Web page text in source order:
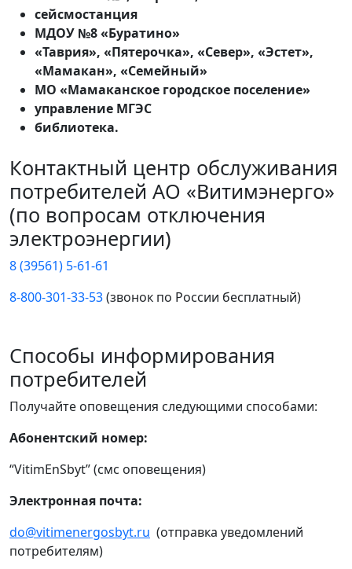
сейсмостанция
МДОУ №8 «Буратино»
«Таврия», «Пятерочка», «Север», «Эстет»,
«Мамакан», «Семейный»
МО «Мамаканское городское поселение»
управление МГЭС
библиотека.
Контактный центр обслуживания
потребителей АО «Витимэнерго»
(по вопросам отключения
электроэнергии)
8 (39561) 5-61-61
8-800-301-33-53(звонок по России бесплатный)
Способы информирования
потребителей
Получайте оповещения следующими способами:
Абонентский номер:
“VitimEnSbyt” (смс оповещения)
Электронная почта:
do@vitimenergosbyt.ru (отправка уведомлений
потребителям)